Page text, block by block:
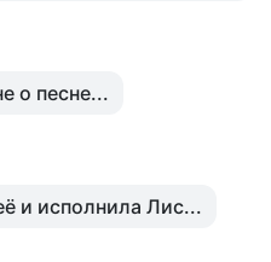
о песне...
и исполнила Лис...